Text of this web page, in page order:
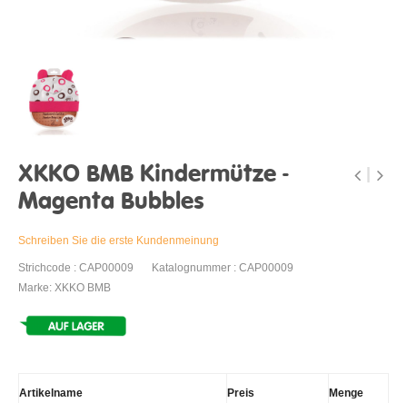
XKKO BMB Kindermütze -
Magenta Bubbles
Schreiben Sie die erste Kundenmeinung
Strichcode : CAP00009
Katalognummer : CAP00009
Marke: XKKO BMB
Artikelname Preis Menge